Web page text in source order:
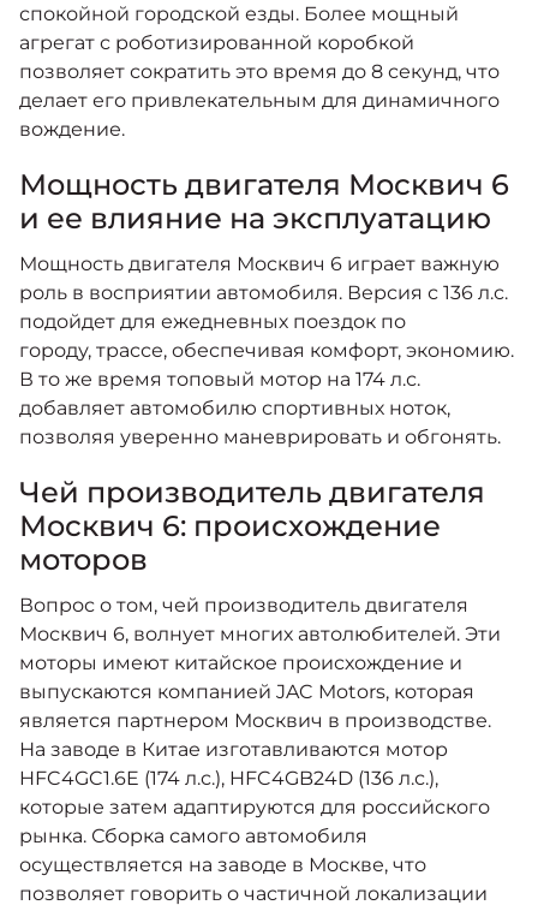
спокойной городской езды. Более мощный
агрегат с роботизированной коробкой
позволяет сократить это время до 8 секунд, что
делает его привлекательным для динамичного
вождение.
Мощность двигателя Москвич 6
и ее влияние на эксплуатацию
Мощность двигателя Москвич 6 играет важную
роль в восприятии автомобиля. Версия с 136 л.с.
подойдет для ежедневных поездок по
городу, трассе, обеспечивая комфорт, экономию.
В то же время топовый мотор на 174 л.с.
добавляет автомобилю спортивных ноток,
позволяя уверенно маневрировать и обгонять.
Чей производитель двигателя
Москвич 6: происхождение
моторов
Вопрос о том, чей производитель двигателя
Москвич 6, волнует многих автолюбителей. Эти
моторы имеют китайское происхождение и
выпускаются компанией JAC Motors, которая
является партнером Москвич в производстве.
На заводе в Китае изготавливаются мотор
HFC4GC1.6E (174 л.с.), HFC4GB24D (136 л.с.),
которые затем адаптируются для российского
рынка. Сборка самого автомобиля
осуществляется на заводе в Москве, что
позволяет говорить о частичной локализации